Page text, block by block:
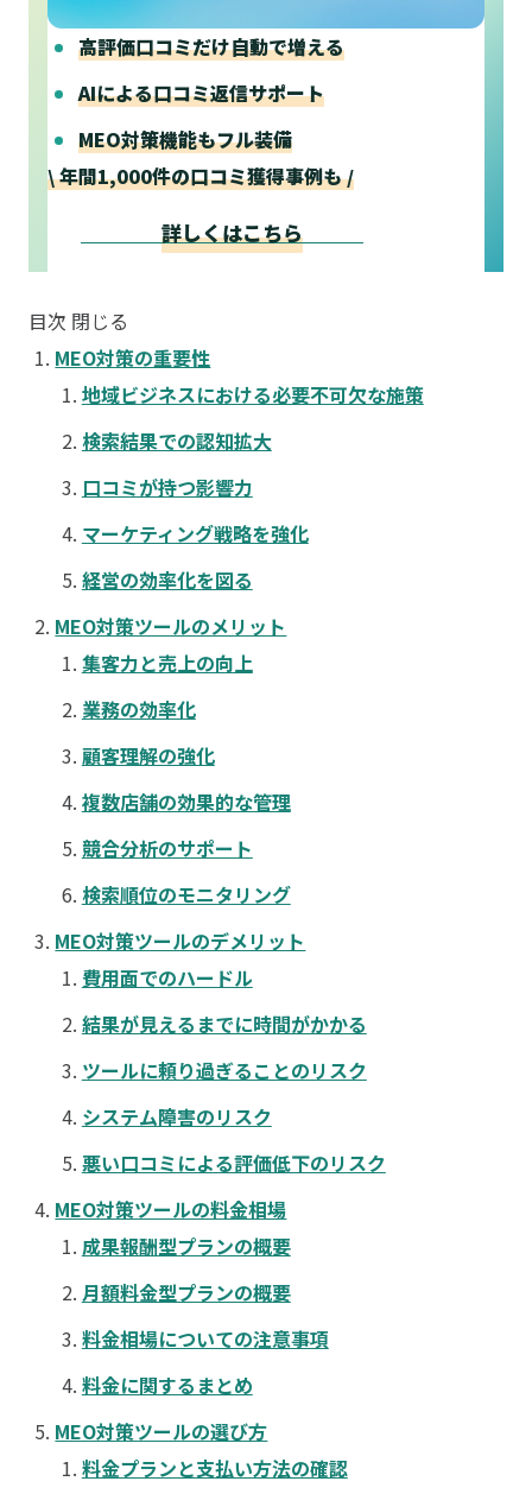
高評価口コミだけ自動で増える
AIによる口コミ返信サポート
MEO対策機能もフル装備
\ 年間1,000件の口コミ獲得事例も /
詳しくはこちら
目次 閉じる
MEO対策の重要性
地域ビジネスにおける必要不可欠な施策
検索結果での認知拡大
口コミが持つ影響力
マーケティング戦略を強化
経営の効率化を図る
MEO対策ツールのメリット
集客力と売上の向上
業務の効率化
顧客理解の強化
複数店舗の効果的な管理
競合分析のサポート
検索順位のモニタリング
MEO対策ツールのデメリット
費用面でのハードル
結果が見えるまでに時間がかかる
ツールに頼り過ぎることのリスク
システム障害のリスク
悪い口コミによる評価低下のリスク
MEO対策ツールの料金相場
成果報酬型プランの概要
月額料金型プランの概要
料金相場についての注意事項
料金に関するまとめ
MEO対策ツールの選び方
料金プランと支払い方法の確認